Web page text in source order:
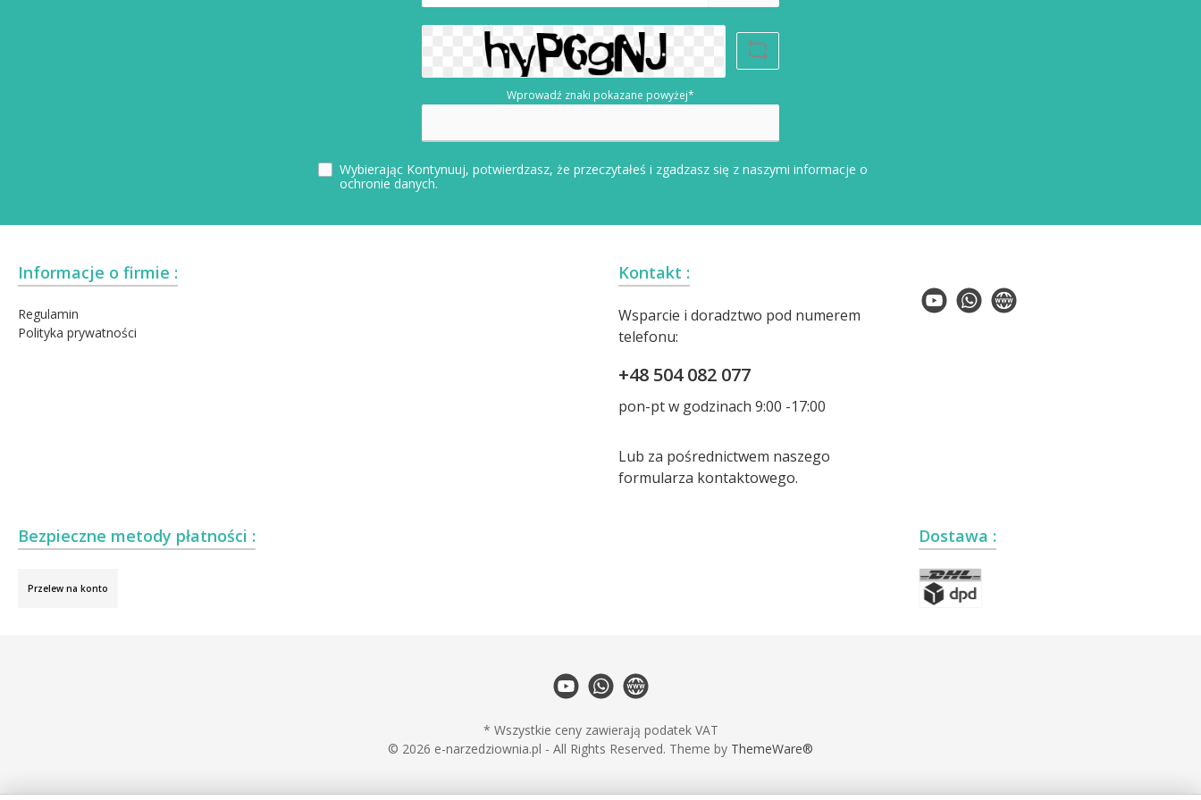
mail*
Wprowadź znaki pokazane powyżej*
Wybierając Kontynuuj, potwierdzasz, że przeczytałeś i zgadzasz się z naszymi informacje o
ochronie danych.
Informacje o firmie :
Regulamin
Polityka prywatności
Kontakt :
Wsparcie i doradztwo pod numerem
telefonu:
+48 504 082 077
pon-pt w godzinach 9:00 -17:00
Lub za pośrednictwem naszego
formularza kontaktowego.
Bezpieczne metody płatności :
Przelew na konto
Dostawa :
* Wszystkie ceny zawierają podatek VAT
© 2026 e-narzedziownia.pl - All Rights Reserved. Theme by ThemeWare®